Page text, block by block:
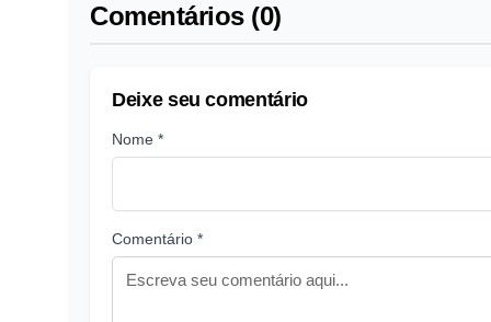
Comentários (0)
Deixe seu comentário
Nome *
Comentário *